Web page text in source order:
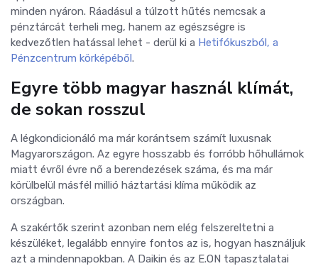
minden nyáron. Ráadásul a túlzott hűtés nemcsak a
pénztárcát terheli meg, hanem az egészségre is
kedvezőtlen hatással lehet - derül ki a Hetifókuszból, a
Pénzcentrum körképéből.
Egyre több magyar használ klímát,
de sokan rosszul
A légkondicionáló ma már korántsem számít luxusnak
Magyarországon. Az egyre hosszabb és forróbb hőhullámok
miatt évről évre nő a berendezések száma, és ma már
körülbelül másfél millió háztartási klíma működik az
országban.
A szakértők szerint azonban nem elég felszereltetni a
készüléket, legalább ennyire fontos az is, hogyan használjuk
azt a mindennapokban. A Daikin és az E.ON tapasztalatai